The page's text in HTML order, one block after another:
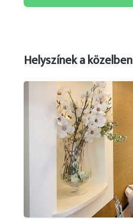
Helyszínek a közelben